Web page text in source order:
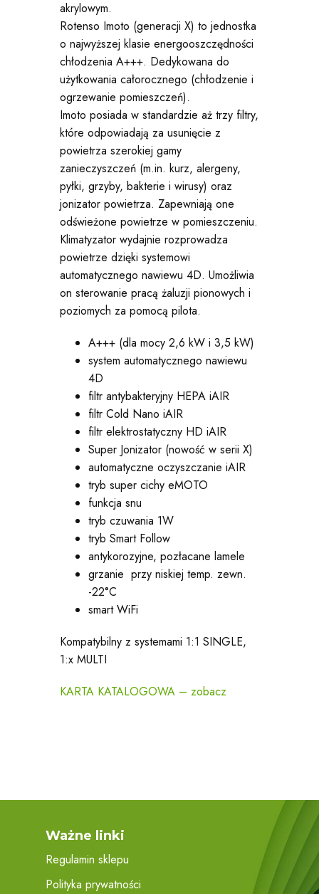
akrylowym.
Rotenso Imoto (generacji X) to jednostka
o najwyższej klasie energooszczędności
chłodzenia A+++. Dedykowana do
użytkowania całorocznego (chłodzenie i
ogrzewanie pomieszczeń).
Imoto posiada w standardzie aż trzy filtry,
które odpowiadają za usunięcie z
powietrza szerokiej gamy
zanieczyszczeń (m.in. kurz, alergeny,
pyłki, grzyby, bakterie i wirusy) oraz
jonizator powietrza. Zapewniają one
odświeżone powietrze w pomieszczeniu.
Klimatyzator wydajnie rozprowadza
powietrze dzięki systemowi
automatycznego nawiewu 4D. Umożliwia
on sterowanie pracą żaluzji pionowych i
poziomych za pomocą pilota.
A+++ (dla mocy 2,6 kW i 3,5 kW)
system automatycznego nawiewu
4D
filtr antybakteryjny HEPA iAIR
filtr Cold Nano iAIR
filtr elektrostatyczny HD iAIR
Super Jonizator (nowość w serii X)
automatyczne oczyszczanie iAIR
tryb super cichy eMOTO
funkcja snu
tryb czuwania 1W
tryb Smart Follow
antykorozyjne, pozłacane lamele
grzanie przy niskiej temp. zewn.
-22°C
smart WiFi
Kompatybilny z systemami 1:1 SINGLE,
1:x MULTI
KARTA KATALOGOWA – zobacz
Ważne linki
Regulamin sklepu
Polityka prywatności